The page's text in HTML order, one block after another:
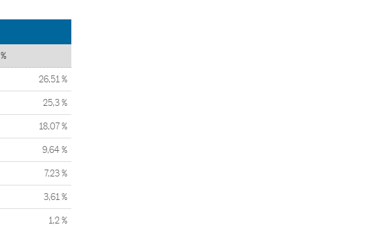
%
26,51 %
25,3 %
18,07 %
9,64 %
7,23 %
3,61 %
1,2 %